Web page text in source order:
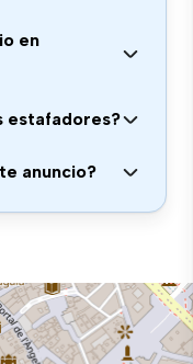
en
estafadores?
anuncio?